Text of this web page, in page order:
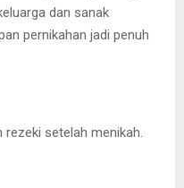
dan sanak
pernikahan jadi penuh
rezeki setelah menikah.